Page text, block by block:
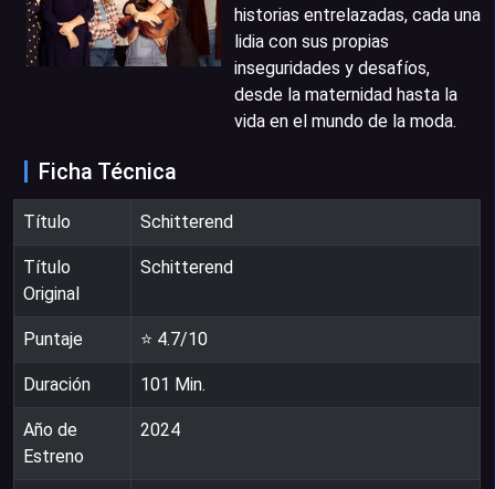
historias entrelazadas, cada una
lidia con sus propias
inseguridades y desafíos,
desde la maternidad hasta la
vida en el mundo de la moda.
Ficha Técnica
Título Schitterend
Título
Original
Schitterend
Puntaje ⭐ 4.7/10
Duración 101 Min.
Año de
Estreno
2024